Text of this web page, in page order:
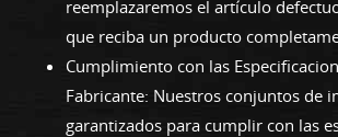
reemplazaremos el artículo
que reciba un producto
Cumplimiento con las
Fabricante: Nuestros conjuntos de
garantizados para cumplir con las